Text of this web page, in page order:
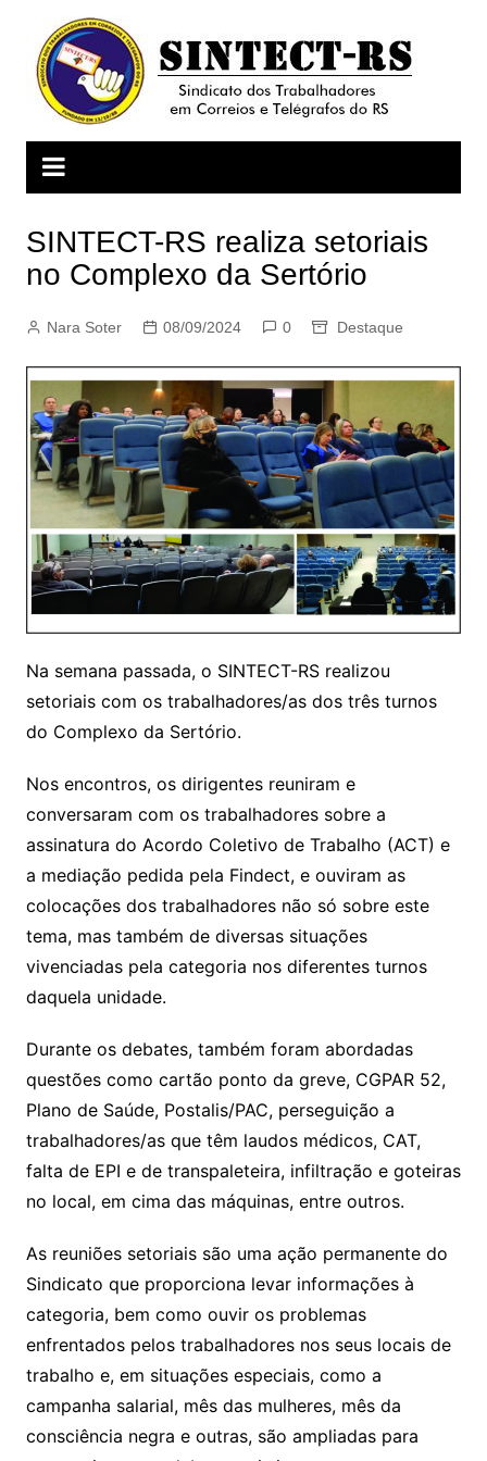
conteúdo
SINTECT-RS realiza setoriais
no Complexo da Sertório
Nara Soter 08/09/2024 0 Destaque
Na semana passada, o SINTECT-RS realizou
setoriais com os trabalhadores/as dos três turnos
do Complexo da Sertório.
Nos encontros, os dirigentes reuniram e
conversaram com os trabalhadores sobre a
assinatura do Acordo Coletivo de Trabalho (ACT) e
a mediação pedida pela Findect, e ouviram as
colocações dos trabalhadores não só sobre este
tema, mas também de diversas situações
vivenciadas pela categoria nos diferentes turnos
daquela unidade.
Durante os debates, também foram abordadas
questões como cartão ponto da greve, CGPAR 52,
Plano de Saúde, Postalis/PAC, perseguição a
trabalhadores/as que têm laudos médicos, CAT,
falta de EPI e de transpaleteira, infiltração e goteiras
no local, em cima das máquinas, entre outros.
As reuniões setoriais são uma ação permanente do
Sindicato que proporciona levar informações à
categoria, bem como ouvir os problemas
enfrentados pelos trabalhadores nos seus locais de
trabalho e, em situações especiais, como a
campanha salarial, mês das mulheres, mês da
consciência negra e outras, são ampliadas para